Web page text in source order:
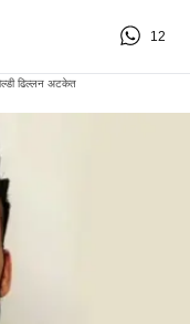
12
ढिल्लन अटकेत